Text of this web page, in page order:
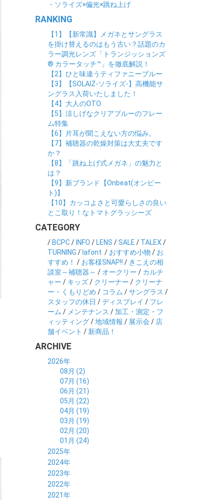
・ソライズ×偏光×跳ね上げ
RANKING
【1】【新常識】メガネとサングラス
を掛け替えるのはもう古い？話題のカ
ラー調光レンズ「トランジッションズ
® カラータッチ™」を徹底解説！
【2】ひと味違うティファニーブルー
【3】【SOLAIZ-ソライズ-】高機能サ
ングラス入荷いたしました！
【4】大人のOTO
【5】涼しげなクリアブルーのフレー
ム特集
【6】片耳が聞こえない方の悩み。
【7】補聴器の乾燥対策は大丈夫です
か？
【8】「跳ね上げ式メガネ」の魅力と
は？
【9】新ブランド【Onbeat(オンビー
ト)】
【10】カッコよさと可愛らしさの良い
とこ取り！なトマトグラッシーズ
CATEGORY
/ BCPC/ INFO / LENS /SALE / TALEX /
TURNING / lafont. / おすすめ小物 / お
すすめ！ / お客様SNAP!! / きこえの相
談室～補聴器～ / オークリー / カルチ
ャー / キッズ/ クリーナー / クリーナ
ー・くもりどめ / コラム /サングラス /
スタッフの休日 /ディスプレイ / フレ
ーム / メンテナンス / 加工・測定・フ
ィッティング/地域情報 / 展示会 / 店
舗イベント / 新商品！
ARCHIVE
2026年
08月 (2)
07月 (16)
06月 (21)
05月 (22)
04月 (19)
03月 (19)
02月 (20)
01月 (24)
2025年
12月 (14)
11月 (17)
10月 (21)
09月 (20)
2024年
12月 (19)
11月 (21)
10月 (23)
2023年
12月 (19)
11月 (19)
2022年
12月 (36)
2021年